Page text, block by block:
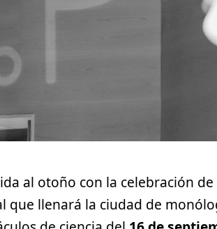
al otoño con la celebración
que llenará la ciudad de